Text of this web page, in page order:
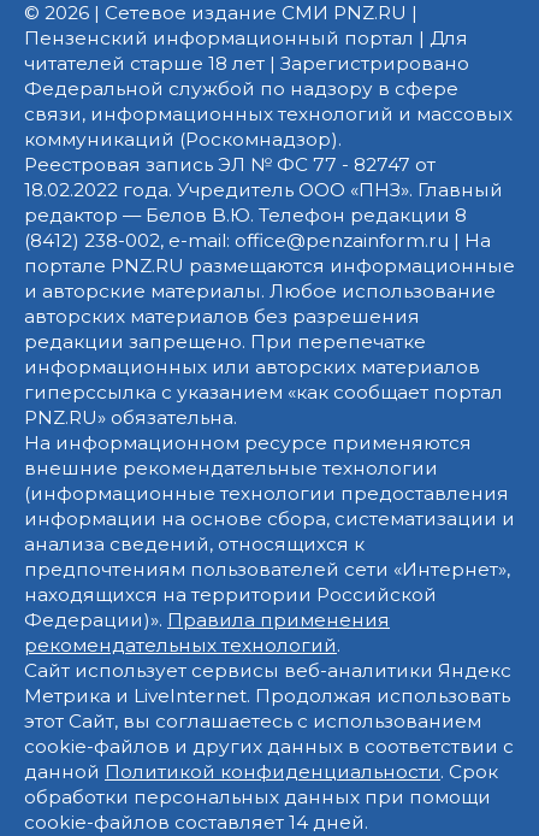
© 2026 | Сетевое издание СМИ PNZ.RU |
Пензенский информационный портал | Для
читателей старше 18 лет | Зарегистрировано
Федеральной службой по надзору в сфере
связи, информационных технологий и массовых
коммуникаций (Роскомнадзор).
Реестровая запись ЭЛ № ФС 77 - 82747 от
18.02.2022 года. Учредитель ООО «ПНЗ». Главный
редактор — Белов В.Ю. Телефон редакции 8
(8412) 238-002, e-mail: office@penzainform.ru | На
портале PNZ.RU размещаются информационные
и авторские материалы. Любое использование
авторских материалов без разрешения
редакции запрещено. При перепечатке
информационных или авторских материалов
гиперссылка с указанием «как сообщает портал
PNZ.RU» обязательна.
На информационном ресурсе применяются
внешние рекомендательные технологии
(информационные технологии предоставления
информации на основе сбора, систематизации и
анализа сведений, относящихся к
предпочтениям пользователей сети «Интернет»,
находящихся на территории Российской
Федерации)». Правила применения
рекомендательных технологий.
Сайт использует сервисы веб-аналитики Яндекс
Метрика и LiveInternet. Продолжая использовать
этот Сайт, вы соглашаетесь с использованием
cookie-файлов и других данных в соответствии с
данной Политикой конфиденциальности. Срок
обработки персональных данных при помощи
cookie-файлов составляет 14 дней.